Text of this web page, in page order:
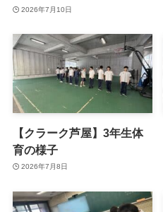
2026年7月10日
【クラーク芦屋】3年生体
育の様子
2026年7月8日